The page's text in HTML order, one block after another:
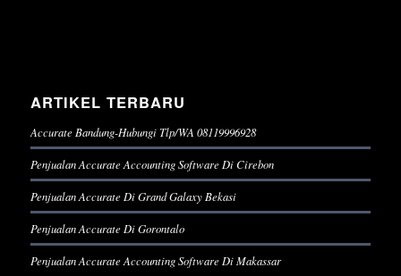
ARTIKEL TERBARU
Accurate Bandung-Hubungi Tlp/WA 08119996928
Penjualan Accurate Accounting Software Di Cirebon
Penjualan Accurate Di Grand Galaxy Bekasi
Penjualan Accurate Di Gorontalo
Penjualan Accurate Accounting Software Di Makassar